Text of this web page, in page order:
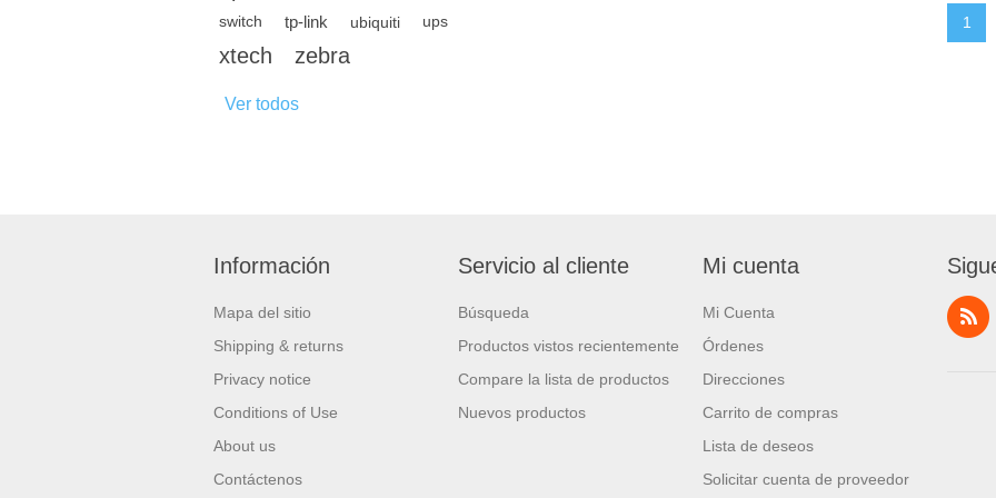
switch tp-link ubiquiti ups
xtech zebra
Ver todos
1
Información
Mapa del sitio
Shipping & returns
Privacy notice
Conditions of Use
About us
Contáctenos
Servicio al cliente
Búsqueda
Productos vistos recientemente
Compare la lista de productos
Nuevos productos
Mi cuenta
Mi Cuenta
Órdenes
Direcciones
Carrito de compras
Lista de deseos
Solicitar cuenta de proveedor